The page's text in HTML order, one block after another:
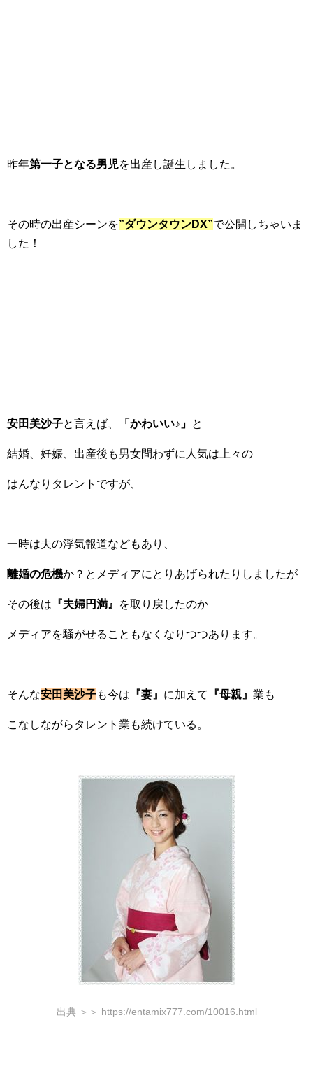
昨年第一子となる男児を出産し誕生しました。
その時の出産シーンを”ダウンタウンDX”で公開しちゃいま
した！
安田美沙子と言えば、 「かわいい♪」 と
結婚、妊娠、出産後も男女問わずに人気は上々の
はんなりタレントですが、
一時は夫の浮気報道などもあり、
離婚の危機か？とメディアにとりあげられたりしましたが
その後は 『夫婦円満』 を取り戻したのか
メディアを騒がせることもなくなりつつあります。
そんな安田美沙子も今は 『妻』 に加えて 『母親』 業も
こなしながらタレント業も続けている。
出典 ＞＞ https://entamix777.com/10016.html